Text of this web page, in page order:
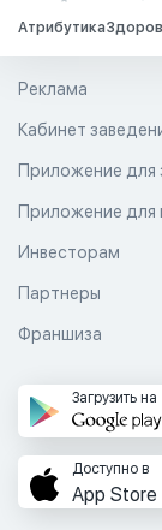
Атрибутика
Реклама
Кабинет
Приложение для
Приложение для
Инвесторам
Партнеры
Франшиза
Загрузить на
Доступно в
App Store